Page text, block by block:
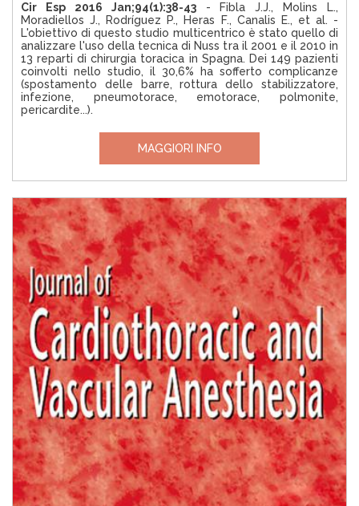
Cir Esp 2016 Jan;94(1):38-43- Fibla J.J., Molins L.,
Moradiellos J., Rodríguez P., Heras F., Canalis E., et al. -
L'obiettivo di questo studio multicentrico è stato quello di
analizzare l'uso della tecnica di Nuss tra il 2001 e il 2010 in
13 reparti di chirurgia toracica in Spagna. Dei 149 pazienti
coinvolti nello studio, il 30,6% ha sofferto complicanze
(spostamento delle barre, rottura dello stabilizzatore,
infezione, pneumotorace, emotorace, polmonite,
pericardite...).
MAGGIORI INFO